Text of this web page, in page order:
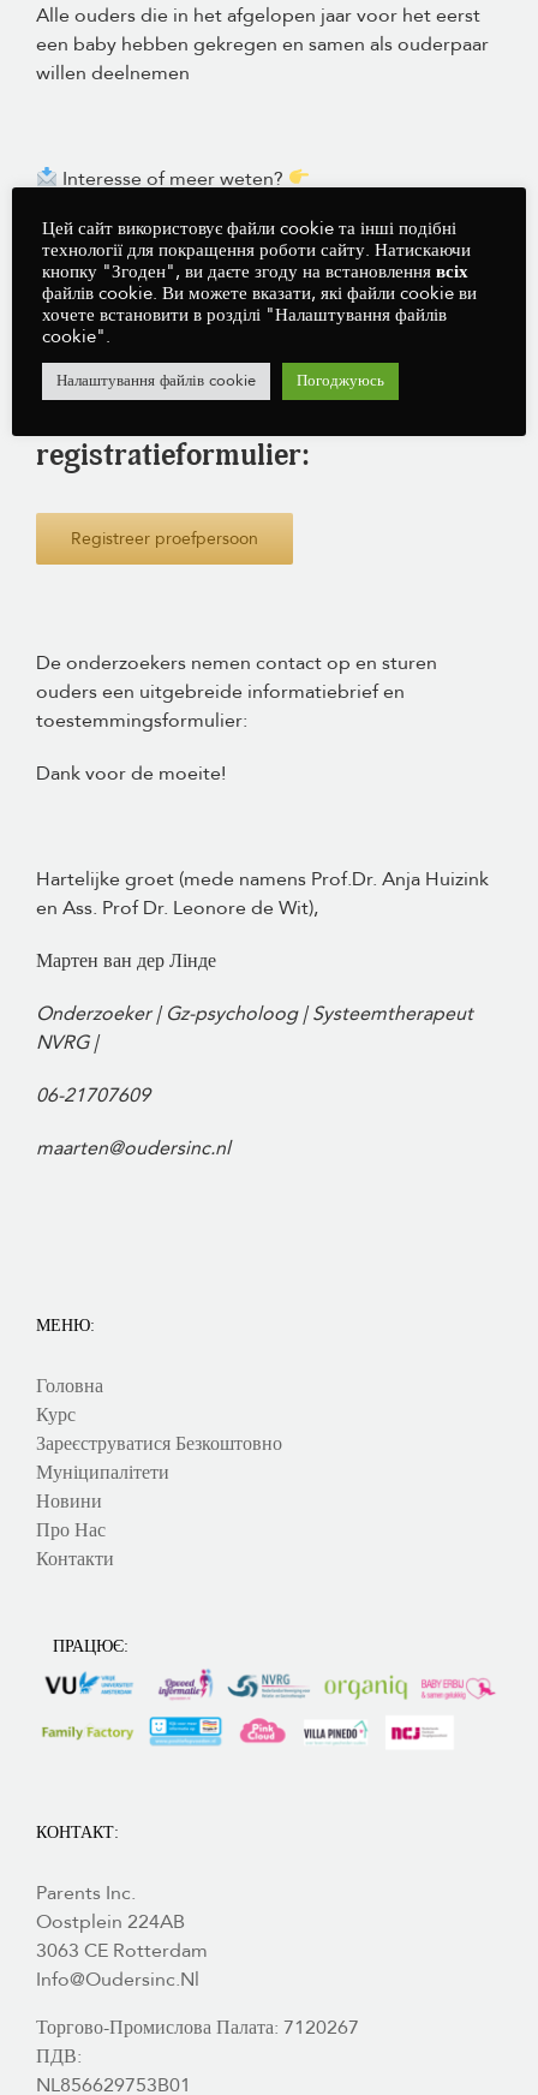
Alle ouders die in het afgelopen jaar voor het eerst
een baby hebben gekregen en samen als ouderpaar
willen deelnemen
Interesse of meer weten?
Meer lezen over het onderzoek?
Als ouders meteen willen meedoen,
noteer hier naam, telefoonnummer
registratieformulier:
Registreer proefpersoon
De onderzoekers nemen contact op en sturen
ouders een uitgebreide informatiebrief en
toestemmingsformulier:
Dank voor de moeite!
Hartelijke groet (mede namens Prof.Dr. Anja Huizink
en Ass. Prof Dr. Leonore de Wit),
Мартен ван дер Лінде
Onderzoeker | Gz-psycholoog | Systeemtherapeut
NVRG |
06-21707609
maarten@oudersinc.nl
МЕНЮ:
Головна
Курс
Зареєструватися Безкоштовно
Муніципалітети
Новини
Про Нас
Контакти
ПРАЦЮЄ:
КОНТАКТ:
Parents Inc.
Oostplein 224AB
3063 CE Rotterdam
Info@oudersinc.nl
Торгово-Промислова Палата: 7120267
ПДВ:
NL856629753B01
Цей сайт використовує файли cookie та інші подібні
технології для покращення роботи сайту. Натискаючи
кнопку "Згоден", ви даєте згоду на встановлення всіх
файлів cookie. Ви можете вказати, які файли cookie ви
хочете встановити в розділі "Налаштування файлів
cookie".
Налаштування файлів cookie Погоджуюсь